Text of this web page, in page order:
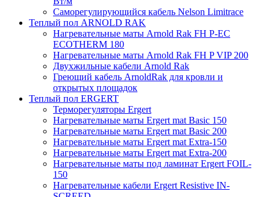
Саморегулирующийся кабель Nelson Limitrace
Теплый пол ARNOLD RAK
Нагревательные маты Arnold Rak FH P-EC
ECOTHERM 180
Нагревательные маты Arnold Rak FH P VIP 200
Двухжильные кабели Arnold Rak
Греющий кабель ArnoldRak для кровли и
открытых площадок
Теплый пол ERGERT
Терморегуляторы Ergert
Нагревательные маты Ergert mat Basic 150
Нагревательные маты Ergert mat Basic 200
Нагревательные маты Ergert mat Extra-150
Нагревательные маты Ergert mat Extra-200
Нагревательные маты под ламинат Ergert FOIL-
150
Нагревательные кабели Ergert Resistive IN-